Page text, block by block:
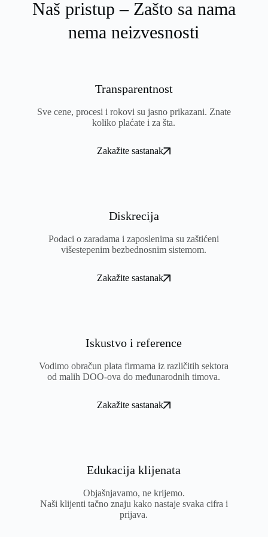
Naš pristup – Zašto sa nama
nema neizvesnosti
Transparentnost
Sve cene, procesi i rokovi su jasno prikazani. Znate
koliko plaćate i za šta.
Zakažite sastanak
Diskrecija
Podaci o zaradama i zaposlenima su zaštićeni
višestepenim bezbednosnim sistemom.
Zakažite sastanak
Iskustvo i reference
Vodimo obračun plata firmama iz različitih sektora
od malih DOO-ova do međunarodnih timova.
Zakažite sastanak
Edukacija klijenata
Objašnjavamo, ne krijemo.
Naši klijenti tačno znaju kako nastaje svaka cifra i
prijava.